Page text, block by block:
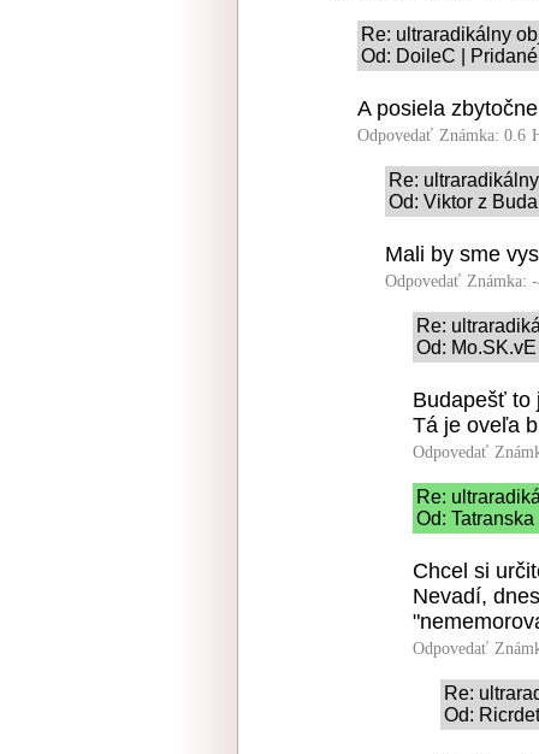
Re: ultraradikálny
Od: DoileC |
A posiela
Odpovedať Známka: 0.6
Re:
Od: Viktor z
Mali by sme
Odpovedať Známka:
Re:
Od:
Budapešť to
Tá je oveľa
Odpovedať
Re:
Od:
Chcel si
Nevadí,
Odpovedať
Re:
Od: